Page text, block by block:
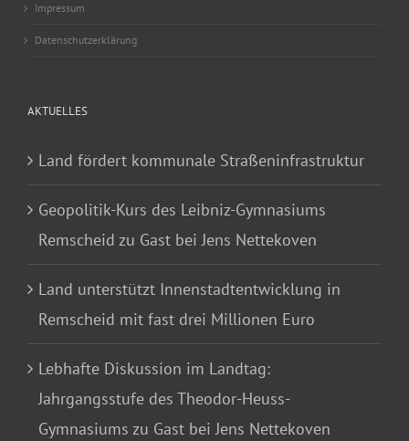
Impressum
Datenschutzerklärung
AKTUELLES
Land fördert kommunale Straßeninfrastruktur
Geopolitik-Kurs des Leibniz-Gymnasiums
Remscheid zu Gast bei Jens Nettekoven
Land unterstützt Innenstadtentwicklung in
Remscheid mit fast drei Millionen Euro
Lebhafte Diskussion im Landtag:
Jahrgangsstufe des Theodor-Heuss-
Gymnasiums zu Gast bei Jens Nettekoven